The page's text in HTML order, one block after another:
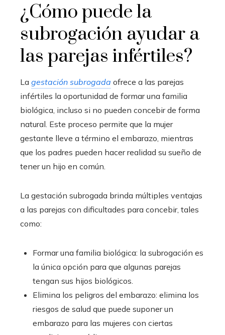
¿Cómo puede la
subrogación ayudar a
las parejas infértiles?
La gestación subrogada ofrece a las parejas
infértiles la oportunidad de formar una familia
biológica, incluso si no pueden concebir de forma
natural. Este proceso permite que la mujer
gestante lleve a término el embarazo, mientras
que los padres pueden hacer realidad su sueño de
tener un hijo en común.
La gestación subrogada brinda múltiples ventajas
a las parejas con dificultades para concebir, tales
como:
Formar una familia biológica: la subrogación es
la única opción para que algunas parejas
tengan sus hijos biológicos.
Elimina los peligros del embarazo: elimina los
riesgos de salud que puede suponer un
embarazo para las mujeres con ciertas